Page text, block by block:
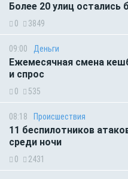
Более 20 улиц остались
0 3849
09:00 Деньги
Ежемесячная смена
и спрос
0 535
08:18 Происшествия
11 беспилотников
среди ночи
0 2431